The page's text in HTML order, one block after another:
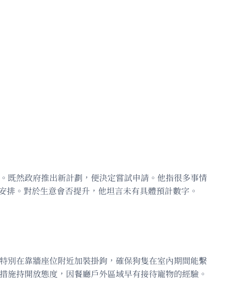
既然政府推出新計劃，便決定嘗試申請。他指很多事情
。對於生意會否提升，他坦言未有具體預計數字。
別在靠牆座位附近加裝掛鉤，確保狗隻在室內期間能繫
施持開放態度，因餐廳戶外區域早有接待寵物的經驗。